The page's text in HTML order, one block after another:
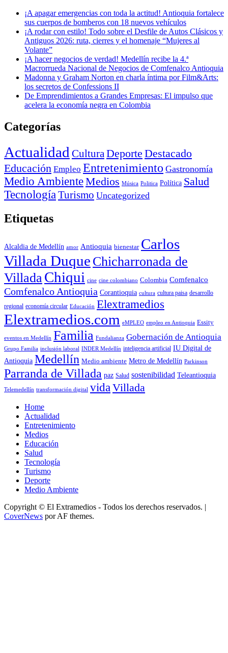
¡A apagar emergencias con toda la actitud! Antioquia fortalece
sus cuerpos de bomberos con 18 nuevos vehículos
¡A rodar con estilo! Todo sobre el Desfile de Autos Clásicos y
Antiguos 2026: ruta, cierres y el homenaje “Mujeres al
Volante”
¡A hacer negocios de verdad! Medellín recibe la 4.ª
Macrorrueda Nacional de Negocios de Comfenalco Antioquia
Madonna y Graham Norton en charla íntima por Film&Arts:
los secretos de Confessions II
De Emprendimientos a Grandes Empresas: El impulso que
acelera la economía negra en Colombia
Categorías
Actualidad Cultura Deporte Destacado
Educación Empleo Entretenimiento Gastronomía
Medio AmbienteMedios Música Politica Política Salud
Tecnología Turismo Uncategorized
Etiquetas
Alcaldia de Medellín amor Antioquia bienestar Carlos
Villada Duque Chicharronada de
Villada Chiqui cine cine colombiano Colombia Comfenalco
Comfenalco Antioquia Corantioquia cultura cultura paisa desarrollo
regional economía circular Educación Elextramedios
Elextramedios.com eMPLEO empleo en Antioquia Essity
eventos en Medellín Familia Fundalianza Gobernación de Antioquia
Grupo Familia inclusión laboral INDER Medellín inteligencia artificial IU Digital de
Antioquia Medellín Medio ambiente Metro de Medellín Parkinson
Parranda de Villada paz Salud sostenibilidad Teleantioquia
Telemedellín transformación digital vida Villada
Home
Actualidad
Entretenimiento
Medios
Educación
Salud
Tecnología
Turismo
Deporte
Medio Ambiente
Copyright © El Extramedios - Todos los derechos reservados. |
CoverNews por AF themes.